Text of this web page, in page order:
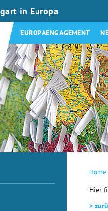
in Europa
EUROPAENGAGEMENT
Home
Hier
>